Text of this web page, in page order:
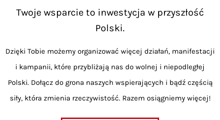
Twoje wsparcie to inwestycja w przyszłość
Polski.
Dzięki Tobie możemy organizować więcej działań, manifestacji
i kampanii, które przybliżają nas do wolnej i niepodległej
Polski. Dołącz do grona naszych wspierających i bądź częścią
siły, która zmienia rzeczywistość. Razem osiągniemy więcej!